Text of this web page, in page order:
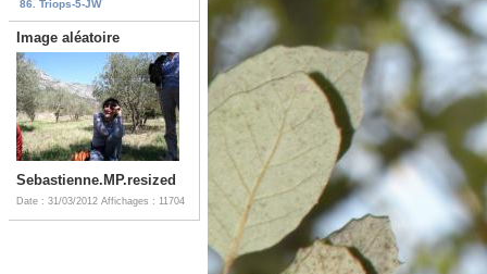
86. Triops-5-JW
Image aléatoire
Sebastienne.MP.resized
Date : 31/03/2012 Affichages : 11704